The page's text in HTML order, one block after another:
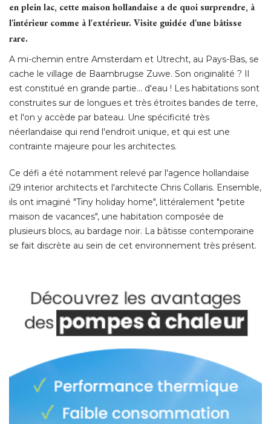
en plein lac, cette maison hollandaise a de quoi surprendre, à
l'intérieur comme à l'extérieur. Visite guidée d'une bâtisse
rare.
A mi-chemin entre Amsterdam et Utrecht, au Pays-Bas, se
cache le village de Baambrugse Zuwe. Son originalité ? Il
est constitué en grande partie... d'eau ! Les habitations sont
construites sur de longues et très étroites bandes de terre,
et l'on y accède par bateau. Une spécificité très
néerlandaise qui rend l'endroit unique, et qui est une
contrainte majeure pour les architectes.
Ce défi a été notamment relevé par l'agence hollandaise
i29 interior architects et l'architecte Chris Collaris. Ensemble,
ils ont imaginé "Tiny holiday home", littéralement "petite
maison de vacances", une habitation composée de
plusieurs blocs, au bardage noir. La bâtisse contemporaine
se fait discrète au sein de cet environnement très présent.